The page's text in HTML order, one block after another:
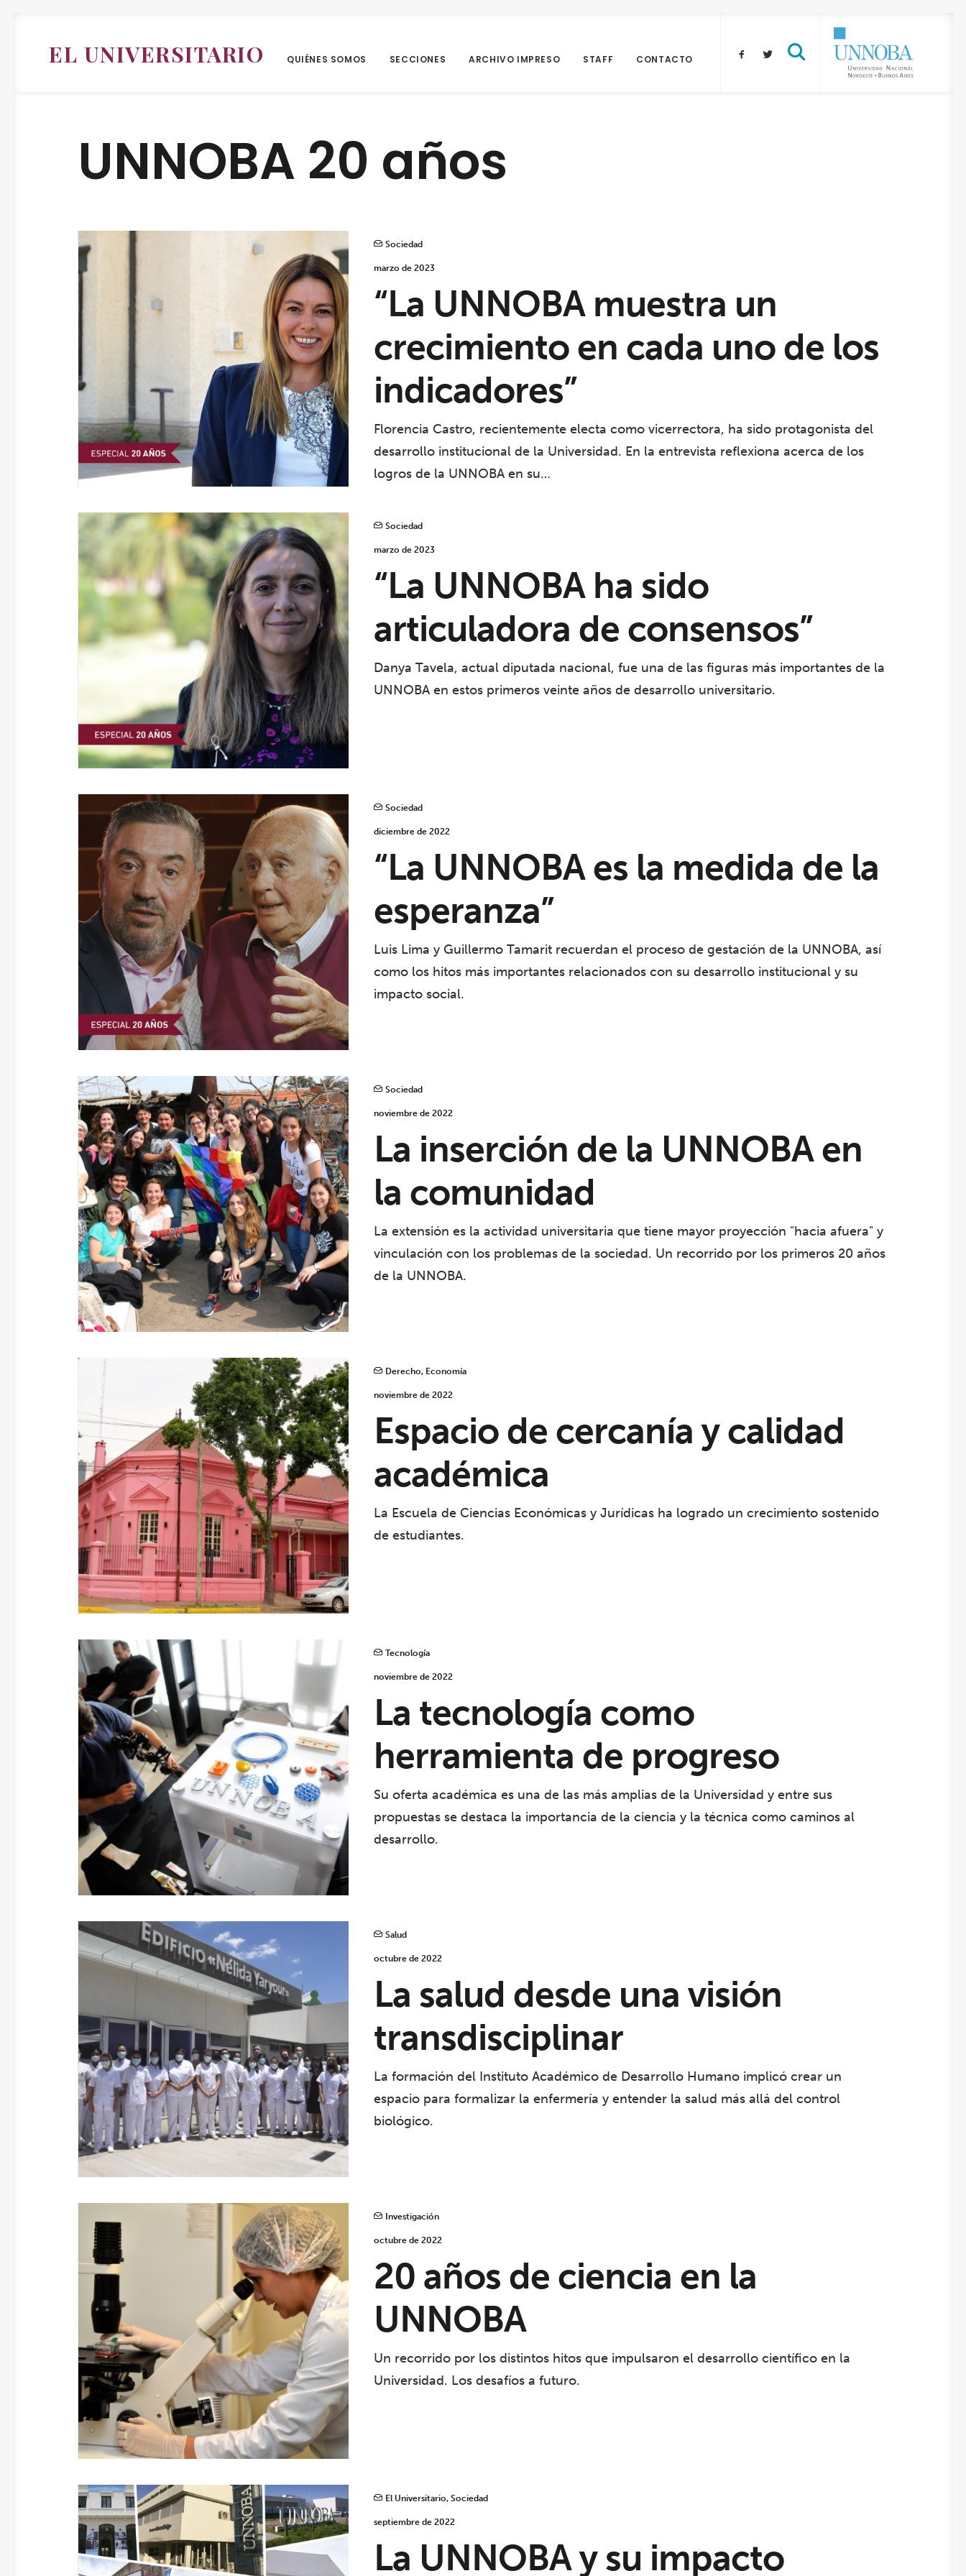
EL UNIVERSITARIO QUIÉNES SOMOS SECCIONES ARCHIVO IMPRESO STAFF CONTACTO
UNNOBA 20 años
Sociedad
marzo de 2023
“La UNNOBA muestra un
crecimiento en cada uno de los
indicadores”
Florencia Castro, recientemente electa como vicerrectora, ha sido protagonista del
desarrollo institucional de la Universidad. En la entrevista reflexiona acerca de los
logros de la UNNOBA en su…
Sociedad
marzo de 2023
“La UNNOBA ha sido
articuladora de consensos”
Danya Tavela, actual diputada nacional, fue una de las figuras más importantes de la
UNNOBA en estos primeros veinte años de desarrollo universitario.
Sociedad
diciembre de 2022
“La UNNOBA es la medida de la
esperanza”
Luis Lima y Guillermo Tamarit recuerdan el proceso de gestación de la UNNOBA, así
como los hitos más importantes relacionados con su desarrollo institucional y su
impacto social.
Sociedad
noviembre de 2022
La inserción de la UNNOBA en
la comunidad
La extensión es la actividad universitaria que tiene mayor proyección "hacia afuera" y
vinculación con los problemas de la sociedad. Un recorrido por los primeros 20 años
de la UNNOBA.
Derecho, Economía
noviembre de 2022
Espacio de cercanía y calidad
académica
La Escuela de Ciencias Económicas y Jurídicas ha logrado un crecimiento sostenido
de estudiantes.
Tecnología
noviembre de 2022
La tecnología como
herramienta de progreso
Su oferta académica es una de las más amplias de la Universidad y entre sus
propuestas se destaca la importancia de la ciencia y la técnica como caminos al
desarrollo.
Salud
octubre de 2022
La salud desde una visión
transdisciplinar
La formación del Instituto Académico de Desarrollo Humano implicó crear un
espacio para formalizar la enfermería y entender la salud más allá del control
biológico.
Investigación
octubre de 2022
20 años de ciencia en la
UNNOBA
Un recorrido por los distintos hitos que impulsaron el desarrollo científico en la
Universidad. Los desafíos a futuro.
El Universitario, Sociedad
septiembre de 2022
La UNNOBA y su impacto